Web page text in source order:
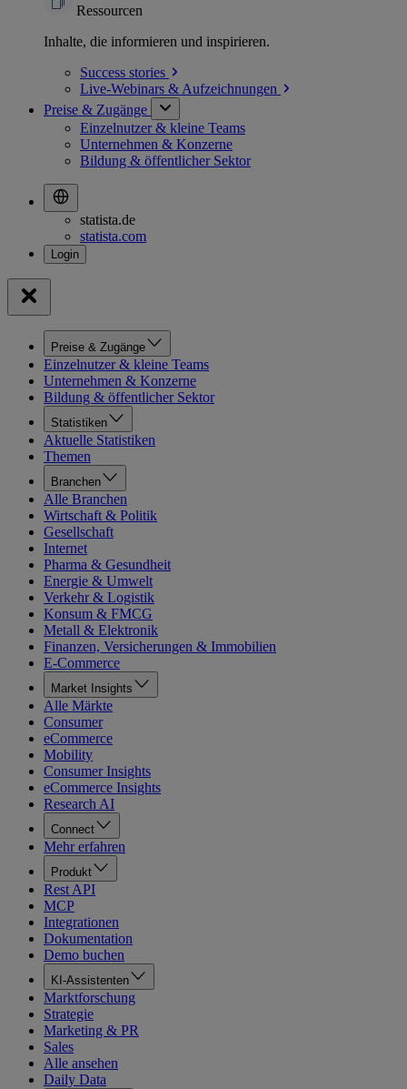
Ressourcen
Inhalte, die informieren und inspirieren.
Success stories
Live-Webinars & Aufzeichnungen
Preise & Zugänge
Einzelnutzer & kleine Teams
Unternehmen & Konzerne
Bildung & öffentlicher Sektor
statista.de
statista.com
Preise & Zugänge
Einzelnutzer & kleine Teams
Unternehmen & Konzerne
Bildung & öffentlicher Sektor
Statistiken
Aktuelle Statistiken
Themen
Branchen
Alle Branchen
Wirtschaft & Politik
Gesellschaft
Internet
Pharma & Gesundheit
Energie & Umwelt
Verkehr & Logistik
Konsum & FMCG
Metall & Elektronik
Finanzen, Versicherungen & Immobilien
E-Commerce
Market Insights
Alle Märkte
Consumer
eCommerce
Mobility
Consumer Insights
eCommerce Insights
Research AI
Connect
Mehr erfahren
Produkt
Rest API
MCP
Integrationen
Dokumentation
Demo buchen
KI-Assistenten
Marktforschung
Strategie
Marketing & PR
Sales
Alle ansehen
Daily Data